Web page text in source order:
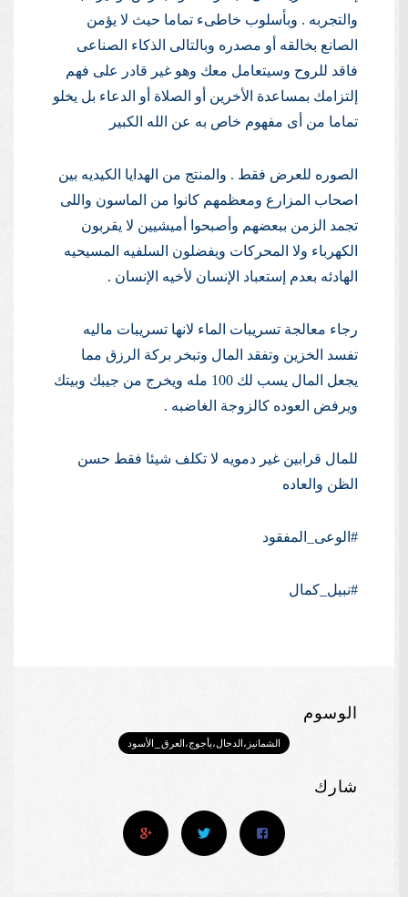
والتجربه . وبأسلوب خاطىء تماما حيث لا يؤمن
الصانع بخالقه أو مصدره وبالتالى الذكاء الصناعى
فاقد للروح وسيتعامل معك وهو غير قادر على فهم
إلتزامك بمساعدة الأخرين أو الصلاة أو الدعاء بل يخلو
تماما من أى مفهوم خاص به عن الله الكبير
الصوره للعرض فقط . والمنتج من الهدايا الكيديه بين
اصحاب المزارع ومعظمهم كانوا من الماسون واللى
تجمد الزمن ببعضهم وأصبحوا أميشيين لا يقربون
الكهرباء ولا المحركات ويفضلون السلفيه المسيحيه
الهادئه بعدم إستعباد الإنسان لأخيه الإنسان .
رجاء معالجة تسريبات الماء لانها تسريبات ماليه
تفسد الخزين وتفقد المال وتبخر بركة الرزق مما
يجعل المال يسب لك 100 مله ويخرج من جيبك وبيتك
ويرفض العوده كالزوجة الغاضبه .
للمال قرابين غير دمويه لا تكلف شيئا فقط حسن
الظن والعاده
#الوعى_المفقود
#نبيل_كمال
الوسوم
الشمانيز،الدجال،يأجوج،العرق_الأسود
شارك